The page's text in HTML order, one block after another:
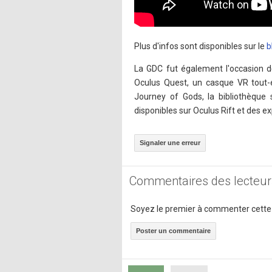
Plus d'infos sont disponibles sur le
La GDC fut également
Oculus Quest, un casque VR
Journey of Gods, la
disponibles sur Oculus Rift et des
Signaler une erreur
Commentaires des
Soyez le premier à commenter
Poster un commentaire